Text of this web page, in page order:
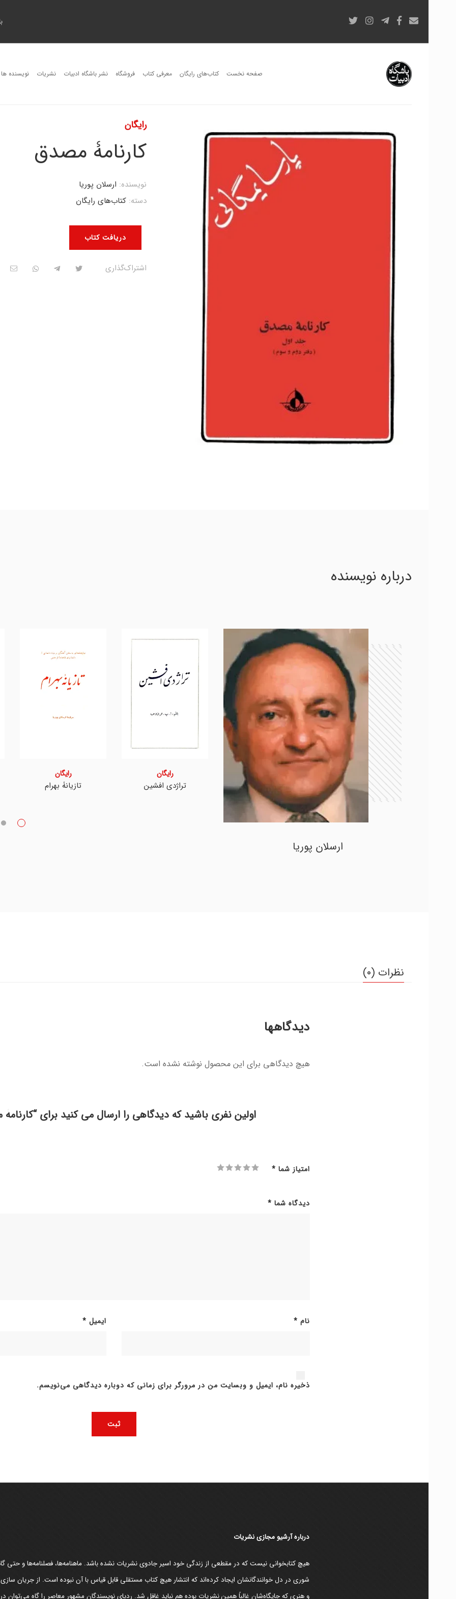
صفحه نخست کتاب‌های رایگان معرفی کتاب فروشگاه نشر باشگاه ادبیات نشریات نویسنده ها
رایگان
کارنامۀ مصدق
دریافت کتاب
نویسنده: ارسلان پوریا
دسته: کتاب‌های رایگان
اشتراک‌گذاری
درباره نویسنده
ارسلان پوریا
تراژدی افشین
رایگان
تازیانۀ بهرام
رایگان
نظرات (0)
دیدگاهها
هیچ دیدگاهی برای این محصول نوشته نشده است.
اولین نفری باشید که دیدگاهی را ارسال می کنید برای
امتیاز شما *
دیدگاه شما *
نام * ایمیل *
ذخیره نام، ایمیل و وبسایت من در مرورگر برای زمانی که دوباره دیدگاهی می‌نویسم.
دربارۀ آرشیو مجازی نشریات
هیچ کتابخوانی نیست که در مقطعی از زندگی خود اسیر جادوی نشریات نشده باشد. ماهنامه‌ها، فصلنامه‌ها و حتی
شوری در دل خوانندگانشان ایجاد کرده‌اند که انتشار هیچ کتاب مستقلی قابل قیاس با آن نبوده است. از جریان
و هنری که جایگاه‌شان غالباً همین نشریات بوده هم نباید غافل شد. ردپای نویسندگان مشهور معاصر را گاه می‌توان